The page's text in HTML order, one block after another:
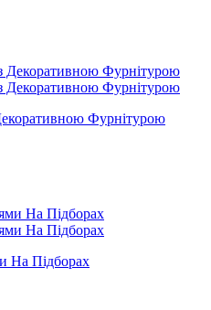
Фурнітурою
На Підборах